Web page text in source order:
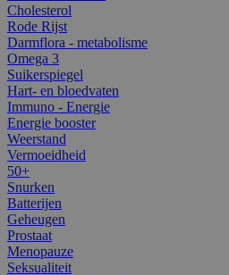
Cholesterol
Rode Rijst
Darmflora - metabolisme
Omega 3
Suikerspiegel
Hart- en bloedvaten
Immuno - Energie
Energie booster
Weerstand
Vermoeidheid
50+
Snurken
Batterijen
Geheugen
Prostaat
Menopauze
Seksualiteit